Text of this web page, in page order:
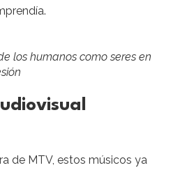
los humanos como seres en
de MTV, estos músicos ya